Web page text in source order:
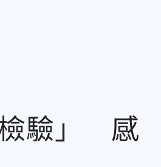
檢驗」 感